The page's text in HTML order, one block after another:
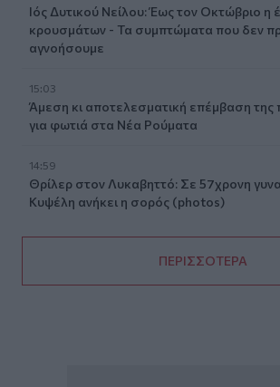
Ιός Δυτικού Νείλου: Έως τον Οκτώβριο η
κρουσμάτων - Τα συμπτώματα που δεν
αγνοήσουμε
15:03
Άμεση κι αποτελεσματική επέμβαση της
για φωτιά στα Νέα Ρούματα
14:59
Θρίλερ στον Λυκαβηττό: Σε 57χρονη
Κυψέλη ανήκει η σορός (photos)
ΠΕΡΙΣΣΟΤΕΡΑ